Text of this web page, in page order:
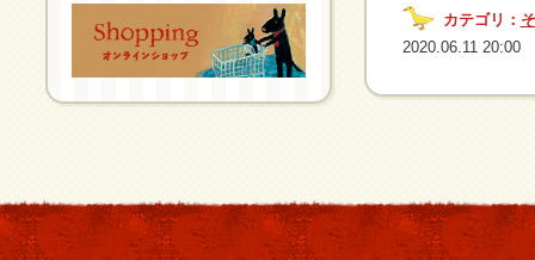
カテゴリ：
2020.06.11 20:00